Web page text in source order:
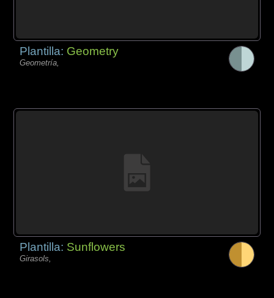
Plantilla: Geometry
Geometría,
Plantilla: Sunflowers
Girasols,